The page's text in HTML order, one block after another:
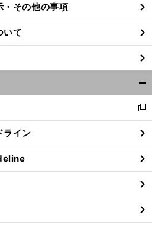
前
・その他の事項
いて
閉
る
新
し
い
ウ
ィ
ン
ド
ウ
で
開
ライン